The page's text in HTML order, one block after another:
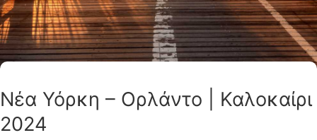
Νέα Υόρκη – Ορλάντο | Καλοκαίρι
2024